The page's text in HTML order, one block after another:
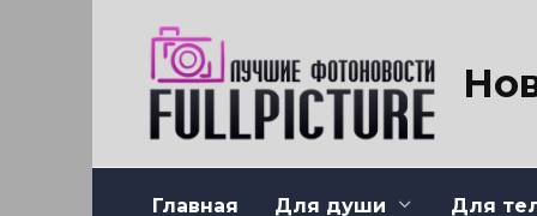
Главная Для души Для